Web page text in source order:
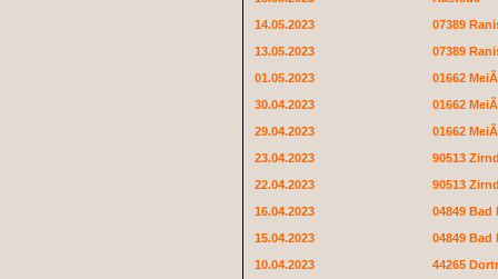
14.05.2023
07389
13.05.2023
07389
01.05.2023
01662
30.04.2023
01662
29.04.2023
01662
23.04.2023
90513
22.04.2023
90513
16.04.2023
04849
15.04.2023
04849
10.04.2023
44265